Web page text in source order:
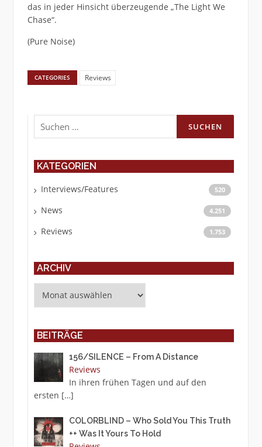
das in jeder Hinsicht überzeugende „The Light We
Chase“.
(Pure Noise)
CATEGORIES Reviews
Suchen
nach:
KATEGORIEN
Interviews/Features 520
News 4.251
Reviews 1.753
ARCHIV
BEITRÄGE
156/SILENCE – From A Distance
Reviews
In ihren frühen Tagen und auf den
ersten […]
COLORBLIND – Who Sold You This Truth
++ Was It Yours To Hold